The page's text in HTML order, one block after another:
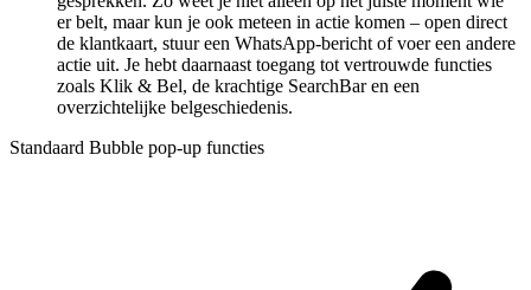
er belt, maar kun je ook meteen in actie komen – open direct
de klantkaart, stuur een WhatsApp-bericht of voer een andere
actie uit. Je hebt daarnaast toegang tot vertrouwde functies
zoals Klik & Bel, de krachtige SearchBar en een
overzichtelijke belgeschiedenis.
Standaard Bubble pop-up functies